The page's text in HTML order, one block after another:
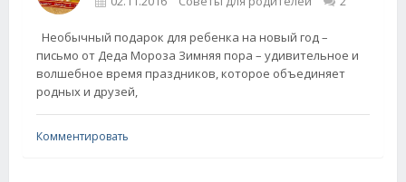
Необычный подарок для ребенка на новый год –
письмо от Деда Мороза Зимняя пора – удивительное и
волшебное время праздников, которое объединяет
родных и друзей,
Комментировать